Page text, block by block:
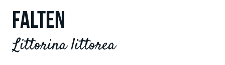
FALTEN
Littorina littorea